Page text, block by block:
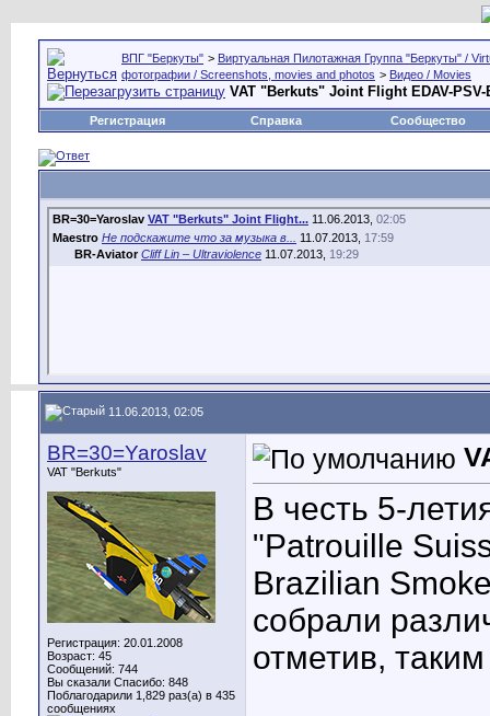
ВПГ "Беркуты" > Виртуальная Пилотажная Группа "Беркуты" /
фотографии / Screenshots, movies and photos > Видео / Movies
VAT "Berkuts" Joint Flight EDAV-PSV-
Регистрация Справка Сообщество
BR=30=Yaroslav VAT "Berkuts" Joint Flight... 11.06.2013, 02:05
Maestro Не подскажите что за музыка в... 11.07.2013, 17:59
BR-Aviator Cliff Lin – Ultraviolence 11.07.2013, 19:29
11.06.2013, 02:05
BR=30=Yaroslav
VAT "Berkuts"
Регистрация: 20.01.2008
Возраст: 45
Сообщений: 744
Вы сказали Спасибо: 848
Поблагодарили 1,829 раз(а) в 435
сообщениях
В честь 5-
"Patrouille
Brazilian
собрали
отметив,